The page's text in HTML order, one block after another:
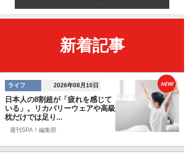
新着記事
ライフ 2026年08月10日
日本人の8割超が「疲れを感じて
いる」。リカバリーウェアや高級
枕だけでは足り...
週刊SPA！編集部
NEW!